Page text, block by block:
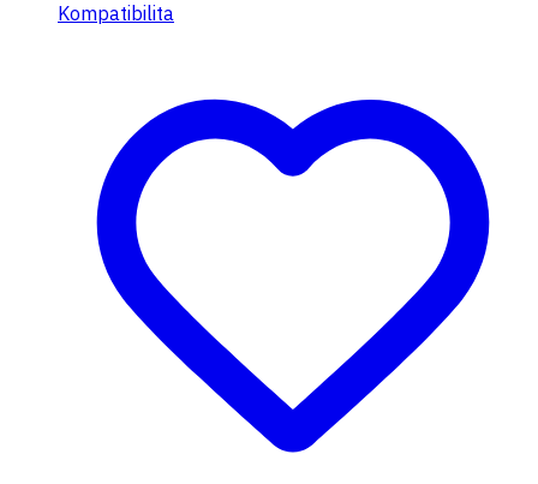
Kompatibilita